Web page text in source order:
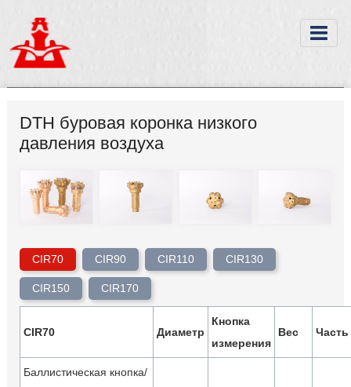
DTH буровая коронка низкого
давления воздуха
CIR70 CIR90 CIR110 CIR130
CIR150 CIR170
CIR70 Диаметр
Кнопка
измерения
Вес Часть
Баллистическая кнопка/